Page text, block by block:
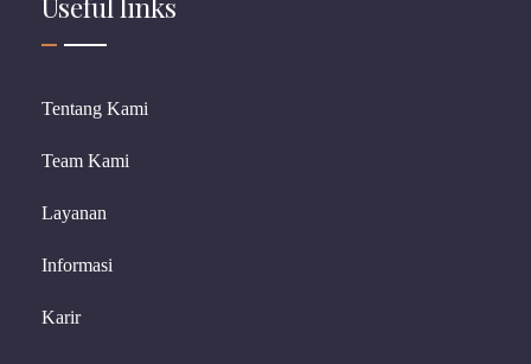
Tentang Kami
Team Kami
Layanan
Informasi
Karir